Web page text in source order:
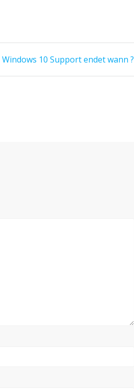
Nächster
Windows 10 Support endet wann ?